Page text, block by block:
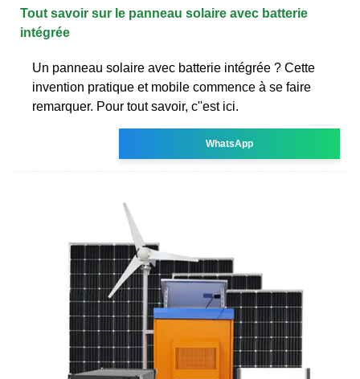
Tout savoir sur le panneau solaire avec batterie
intégrée
Un panneau solaire avec batterie intégrée ? Cette
invention pratique et mobile commence à se faire
remarquer. Pour tout savoir, c''est ici.
WhatsApp